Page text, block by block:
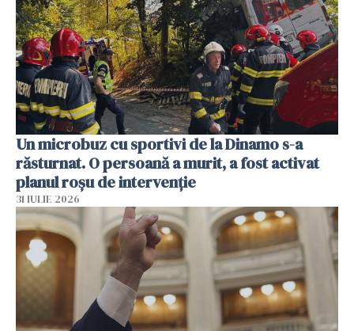
Un microbuz cu sportivi de la Dinamo s-a
răsturnat. O persoană a murit, a fost activat
planul roșu de intervenție
31 IULIE 2026